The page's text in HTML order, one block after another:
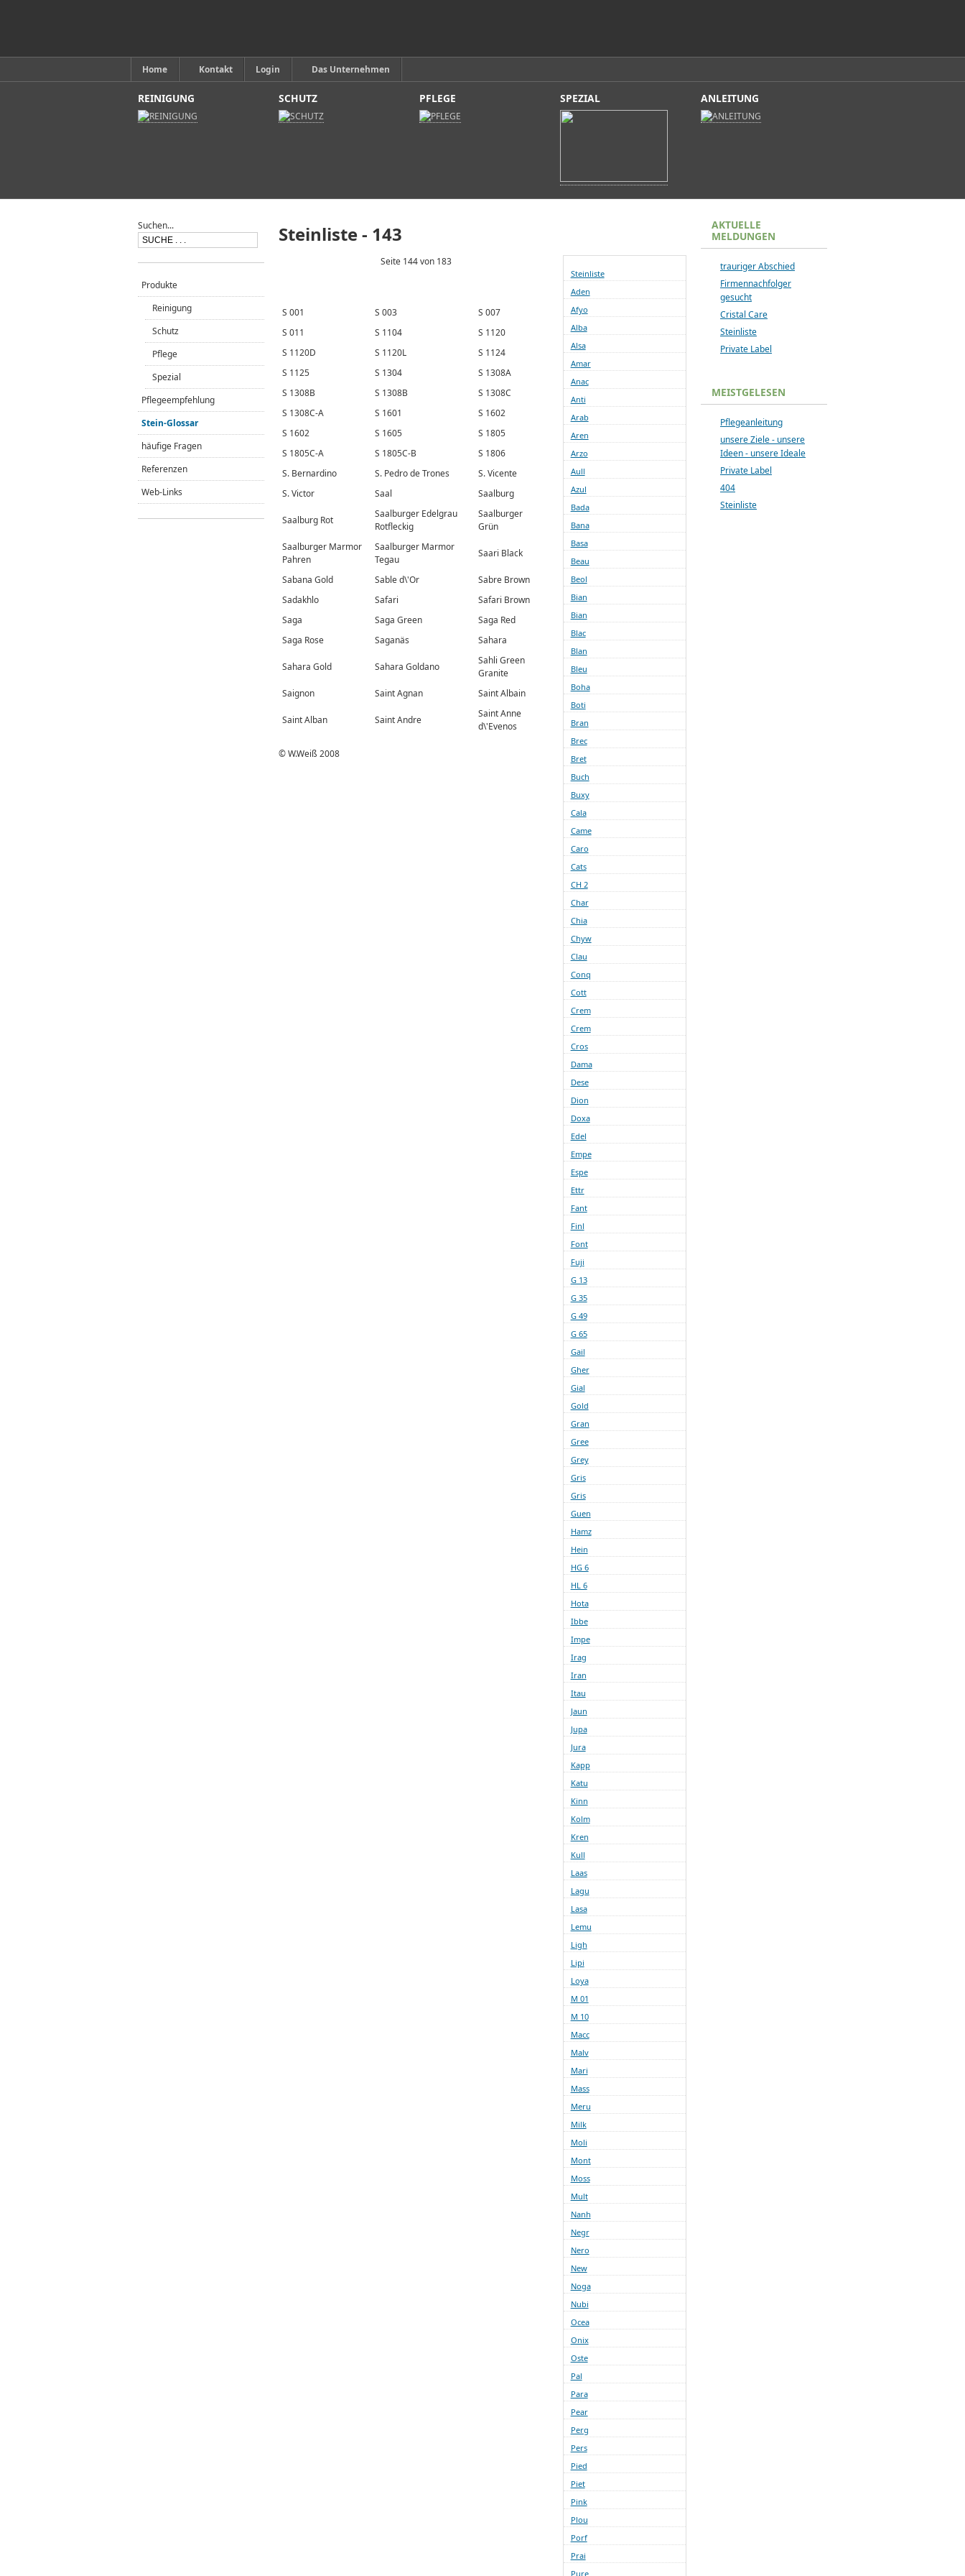
Home Kontakt Login Das Unternehmen
REINIGUNG SCHUTZ PFLEGE SPEZIAL ANLEITUNG
Steinliste - 143
Steinliste
Aden
Afyo
Alba
Alsa
Amar
Anac
Anti
Arab
Aren
Arzo
Aull
Azul
Bada
Bana
Basa
Beau
Beol
Bian
Bian
Blac
Blan
Bleu
Boha
Boti
Bran
Brec
Bret
Buch
Buxy
Cala
Came
Caro
Cats
CH 2
Char
Chia
Chyw
Clau
Conq
Cott
Crem
Crem
Cros
Dama
Dese
Dion
Doxa
Edel
Empe
Espe
Ettr
Fant
Finl
Font
Fuji
G 13
G 35
G 49
G 65
Gail
Gher
Gial
Gold
Gran
Gree
Grey
Gris
Gris
Guen
Hamz
Hein
HG 6
HL 6
Hota
Ibbe
Impe
Irag
Iran
Itau
Jaun
Jupa
Jura
Kapp
Katu
Kinn
Kolm
Kren
Kull
Laas
Lagu
Lasa
Lemu
Ligh
Lipi
Loya
M 01
M 10
Macc
Malv
Mari
Mass
Meru
Milk
Moli
Mont
Moss
Mult
Nanh
Negr
Nero
New
Noga
Nubi
Ocea
Onix
Oste
Pal
Para
Pear
Perg
Pers
Pied
Piet
Pink
Plou
Porf
Prai
Pure
Seite 144 von 183
S 001 S 003
S 007
S 011
S 1104
S 1120
S 1120D
S 1120L
S 1124
S 1125
S 1304
S 1308A
S 1308B
S 1308B
S 1308C
S 1308C-A
S 1601
S 1602
S 1602
S 1605
S 1805
S 1805C-A
S 1805C-B
S 1806
S. Bernardino
S. Pedro de Trones
S. Vicente
S. Victor
Saal Saalburg
Saalburg Rot
Saalburger Edelgrau
Rotfleckig
Saalburger
Grün
Saalburger Marmor
Pahren
Saalburger Marmor
Tegau
Saari Black
Sabana Gold Sable d\'Or
Sabre Brown
Sadakhlo
Safari
Safari Brown
Saga
Saga Green
Saga Red
Saga Rose
Saganäs Sahara
Sahara Gold Sahara Goldano
Sahli Green
Granite
Saignon
Saint Agnan Saint Albain
Saint Alban Saint Andre
Saint Anne
d\'Evenos
© W.Weiß 2008
Suchen...
Produkte
Reinigung
Schutz
Pflege
Spezial
Pflegeempfehlung
Stein-Glossar
häufige Fragen
Referenzen
Web-Links
AKTUELLE
MELDUNGEN
trauriger Abschied
Firmennachfolger
gesucht
Cristal Care
Steinliste
Private Label
MEISTGELESEN
Pflegeanleitung
unsere Ziele - unsere
Ideen - unsere Ideale
Private Label
404
Steinliste